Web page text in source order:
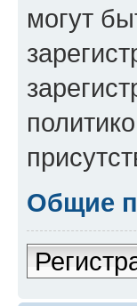
могут
Общие